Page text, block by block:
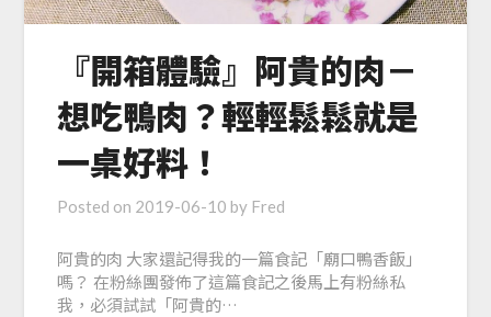
『開箱體驗』阿貴的肉－
想吃鴨肉？輕輕鬆鬆就是
一桌好料！
Posted on 2019-06-10 by Fred
阿貴的肉 大家還記得我的一篇食記「廟口鴨香飯」
嗎？ 在粉絲團發佈了這篇食記之後馬上有粉絲私
我，必須試試「阿貴的…